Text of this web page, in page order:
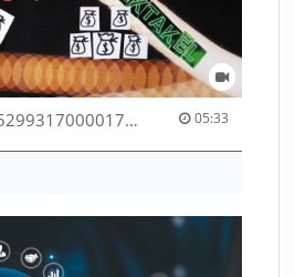
Evaluation-ZTS-53529931700001791 05:33